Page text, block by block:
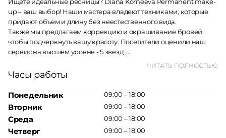
up – ваш выбор! Наши мастера владеют техниками, которые
придают объем и длину без неестественного вида.
Также мы предлагаем коррекцию и окрашивание бровей,
чтобы подчеркнуть вашу красоту. Посетители оценили наш
сервис на высшем уровне - 5 звезд!
Diana Korneeva Permanent make-up находится по адресу:
Россия, Сахалинская область, Углегорск, улица Победы, 152.
Запишитесь к мастеру по телефону +7 (902) 572-05-70 или
посетите наш веб-сайт t.me.
ЧИТАТЬ ПОЛНОСТЬЮ
Часы работы
Понедельник
Вторник
Среда
Четверг
09:00 – 18:00
09:00 – 18:00
09:00 – 18:00
09:00 – 18:00